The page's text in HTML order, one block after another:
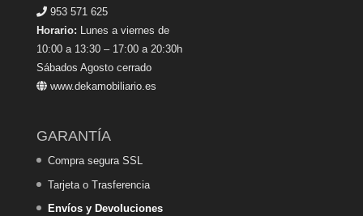
953 571 625
Horario: Lunes a viernes de
10:00 a 13:30 – 17:00 a 20:30h
Sábados Agosto cerrado
www.dekamobiliario.es
GARANTÍA
Compra segura SSL
Tarjeta o Trasferencia
Envíos y Devoluciones